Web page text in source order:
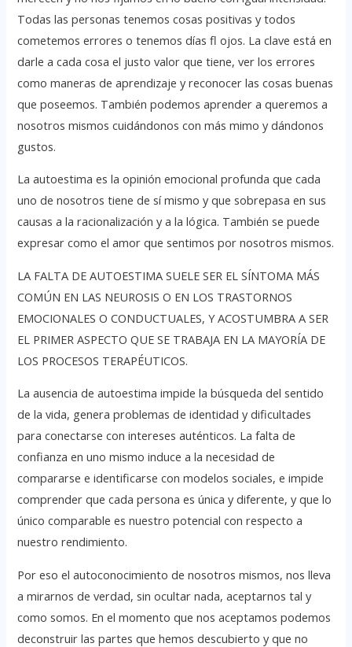
Todas las personas tenemos cosas positivas y todos
cometemos errores o tenemos días fl ojos. La clave está en
darle a cada cosa el justo valor que tiene, ver los errores
como maneras de aprendizaje y reconocer las cosas buenas
que poseemos. También podemos aprender a queremos a
nosotros mismos cuidándonos con más mimo y dándonos
gustos.
La autoestima es la opinión emocional profunda que cada
uno de nosotros tiene de sí mismo y que sobrepasa en sus
causas a la racionalización y a la lógica. También se puede
expresar como el amor que sentimos por nosotros mismos.
LA FALTA DE AUTOESTIMA SUELE SER EL SÍNTOMA MÁS
COMÚN EN LAS NEUROSIS O EN LOS TRASTORNOS
EMOCIONALES O CONDUCTUALES, Y ACOSTUMBRA A SER
EL PRIMER ASPECTO QUE SE TRABAJA EN LA MAYORÍA DE
LOS PROCESOS TERAPÉUTICOS.
La ausencia de autoestima impide la búsqueda del sentido
de la vida, genera problemas de identidad y dificultades
para conectarse con intereses auténticos. La falta de
confianza en uno mismo induce a la necesidad de
compararse e identificarse con modelos sociales, e impide
comprender que cada persona es única y diferente, y que lo
único comparable es nuestro potencial con respecto a
nuestro rendimiento.
Por eso el autoconocimiento de nosotros mismos, nos lleva
a mirarnos de verdad, sin ocultar nada, aceptarnos tal y
como somos. En el momento que nos aceptamos podemos
deconstruir las partes que hemos descubierto y que no